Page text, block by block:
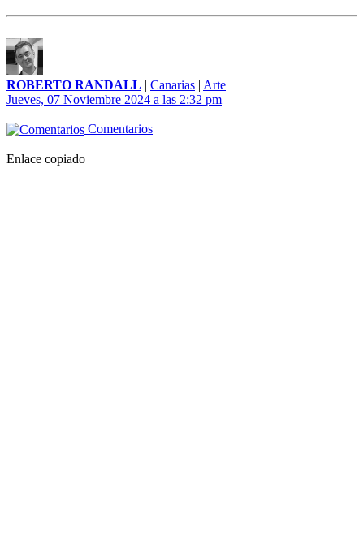
ROBERTO RANDALL | Canarias | Arte
Jueves, 07 Noviembre 2024 a las 2:32 pm
Comentarios
Enlace copiado